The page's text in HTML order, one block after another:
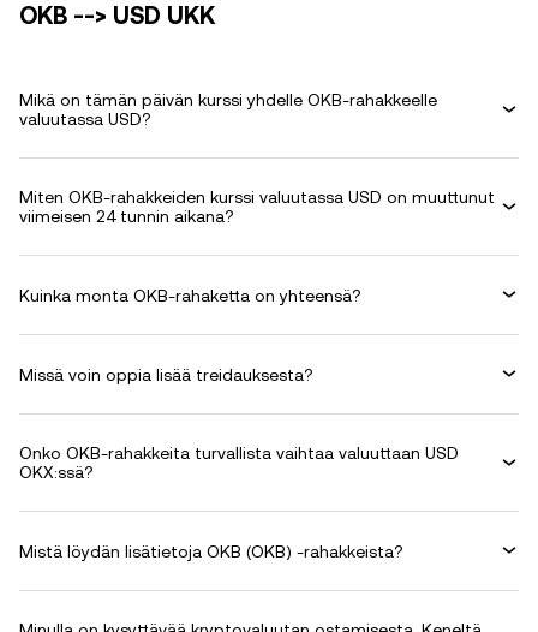
OKB --> USD UKK
Mikä on tämän päivän kurssi yhdelle OKB-rahakkeelle
valuutassa USD?
Miten OKB-rahakkeiden kurssi valuutassa USD on muuttunut
viimeisen 24 tunnin aikana?
Kuinka monta OKB-rahaketta on yhteensä?
Missä voin oppia lisää treidauksesta?
Onko OKB-rahakkeita turvallista vaihtaa valuuttaan USD
OKX:ssä?
Mistä löydän lisätietoja OKB (OKB) -rahakkeista?